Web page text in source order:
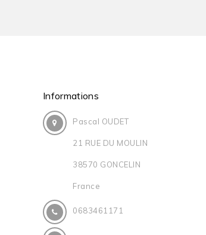
Informations
Pascal OUDET
21 RUE DU MOULIN
38570 GONCELIN
France
0683461171